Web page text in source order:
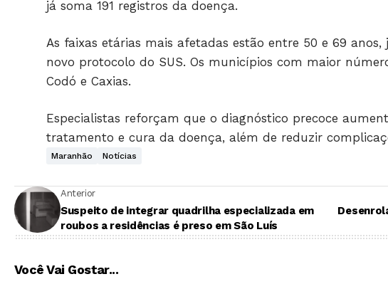
já soma 191 registros da doença.
As faixas etárias mais afetadas estão entre 50 e 69
novo protocolo do SUS. Os municípios com maior
Codó e Caxias.
Especialistas reforçam que o diagnóstico precoce
tratamento e cura da doença, além de reduzir
Maranhão Notícias
Anterior
Suspeito de integrar quadrilha especializada em
roubos a residências é preso em São Luís
Você Vai Gostar...